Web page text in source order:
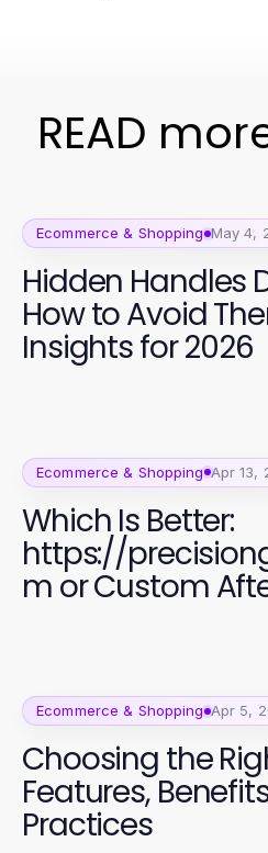
READ
Ecommerce & Shopping May 4,
Hidden Handles
How to Avoid
Insights for 2026
Ecommerce & Shopping Apr 13,
Which Is Better:
https://
m or Custom
Ecommerce & Shopping Apr 5,
Choosing the
Features,
Practices